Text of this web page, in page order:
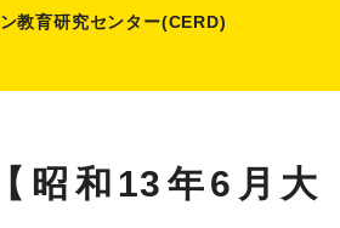
教育研究センター(CERD)
【昭和13年6月大